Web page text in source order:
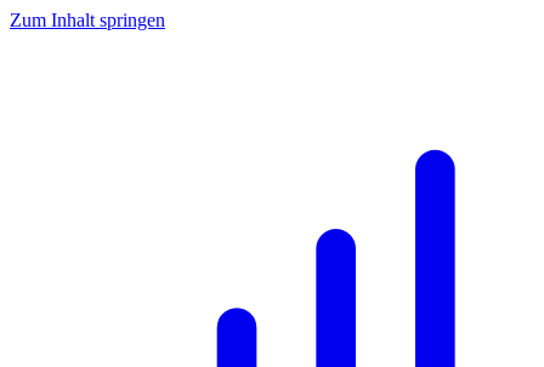
Zum Inhalt springen